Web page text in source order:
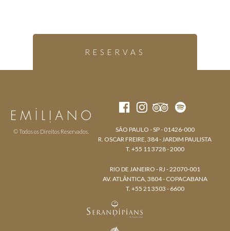
RESERVAS
© Todos os Direitos Reservados.
SÃO PAULO - SP - 01426-000
R. OSCAR FREIRE, 384 - JARDIM PAULISTA
T. +55 11 3728 - 2000
RIO DE JANEIRO - RJ - 22070-001
AV. ATLÂNTICA, 3804 - COPACABANA
T. +55 21 3503 - 6600